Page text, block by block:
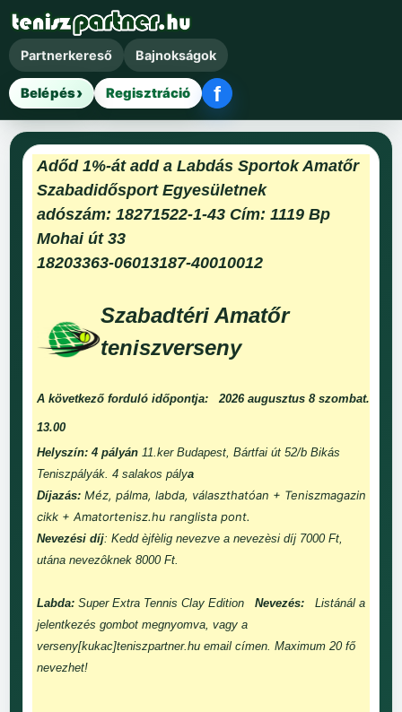
Partnerkereső Bajnokságok
Belépés Regisztráció fFacebook belépés
Adőd 1%-át add a Labdás Sportok Amatőr
Szabadidősport Egyesületnek
adószám: 18271522-1-43 Cím: 1119 Bp
Mohai út 33
18203363-06013187-40010012
Szabadtéri Amatőr
teniszverseny
A következő forduló időpontja: 2026 augusztus 8 szombat.
13.00
Helyszín: 4 pályán 11.ker Budapest, Bártfai út 52/b Bikás
Teniszpályák. 4 salakos pálya
Díjazás: Méz, pálma, labda, választhatóan + Teniszmagazin
cikk + Amatortenisz.hu ranglista pont.
Nevezési díj: Kedd èjfèlig nevezve a nevezèsi díj 7000 Ft,
utána nevezôknek 8000 Ft.
Labda: Super Extra Tennis Clay Edition Nevezés:
Listánál a
jelentkezés gombot megnyomva, vagy a
verseny[kukac]teniszpartner.hu email címen. Maximum 20 fő
nevezhet!